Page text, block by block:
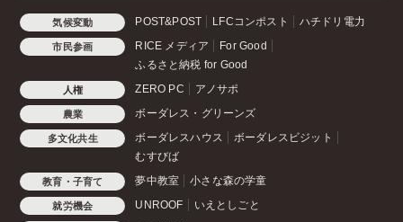
気候変動 POST&POST LFCコンポスト ハチドリ電力
市民参画 RICE メディア
For Good
ふるさと納税 for Good
人権 ZERO PC アノサポ
農業 ボーダレス・グリーンズ
多文化共生 ボーダレスハウス
ボーダレスビジット
むすびば
教育・子育て 夢中教室 小さな森の学童
就労機会 UNROOF いえとしごと